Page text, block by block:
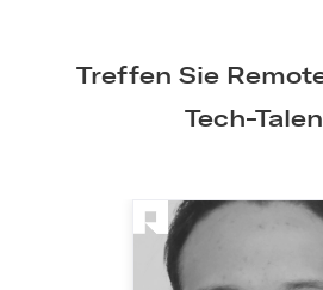
Treffen Sie
Tech-